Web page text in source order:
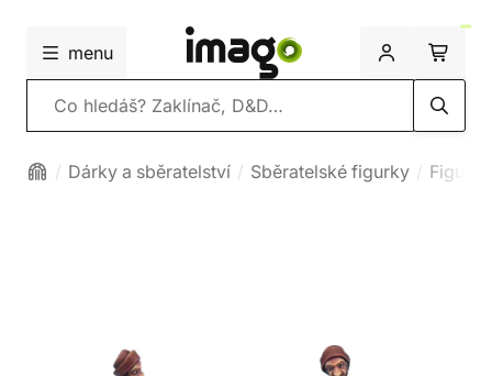
menu
Vyhledávání
Dárky a sběratelství Sběratelské figurky